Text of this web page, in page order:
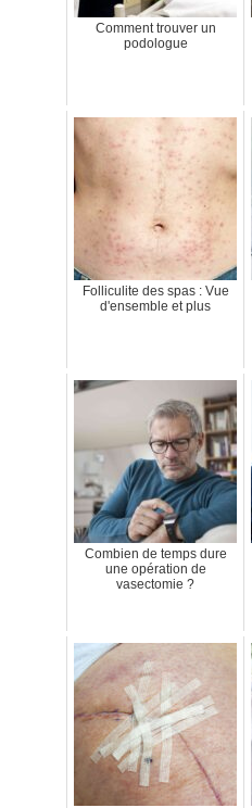
Comment trouver un
podologue
Folliculite des spas : Vue
d'ensemble et plus
Combien de temps dure
une opération de
vasectomie ?